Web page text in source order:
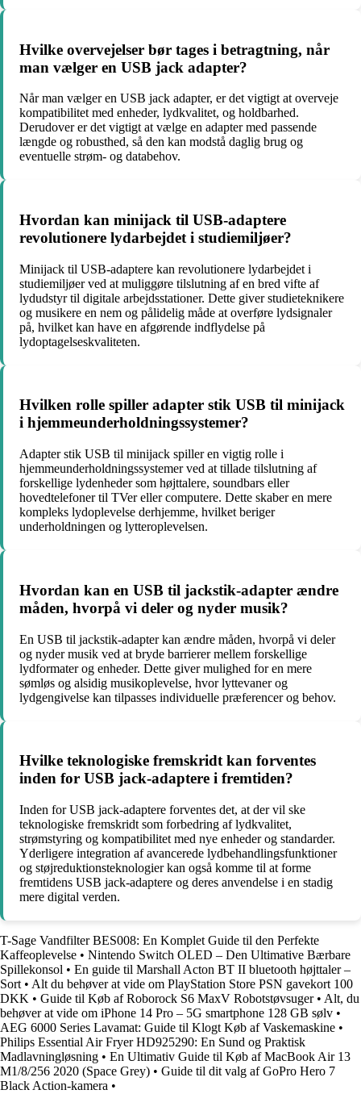
Hvilke overvejelser bør tages i betragtning, når
man vælger en USB jack adapter?
Når man vælger en USB jack adapter, er det vigtigt at overveje
kompatibilitet med enheder, lydkvalitet, og holdbarhed.
Derudover er det vigtigt at vælge en adapter med passende
længde og robusthed, så den kan modstå daglig brug og
eventuelle strøm- og databehov.
Hvordan kan minijack til USB-adaptere
revolutionere lydarbejdet i studiemiljøer?
Minijack til USB-adaptere kan revolutionere lydarbejdet i
studiemiljøer ved at muliggøre tilslutning af en bred vifte af
lydudstyr til digitale arbejdsstationer. Dette giver studieteknikere
og musikere en nem og pålidelig måde at overføre lydsignaler
på, hvilket kan have en afgørende indflydelse på
lydoptagelseskvaliteten.
Hvilken rolle spiller adapter stik USB til minijack
i hjemmeunderholdningssystemer?
Adapter stik USB til minijack spiller en vigtig rolle i
hjemmeunderholdningssystemer ved at tillade tilslutning af
forskellige lydenheder som højttalere, soundbars eller
hovedtelefoner til TVer eller computere. Dette skaber en mere
kompleks lydoplevelse derhjemme, hvilket beriger
underholdningen og lytteroplevelsen.
Hvordan kan en USB til jackstik-adapter ændre
måden, hvorpå vi deler og nyder musik?
En USB til jackstik-adapter kan ændre måden, hvorpå vi deler
og nyder musik ved at bryde barrierer mellem forskellige
lydformater og enheder. Dette giver mulighed for en mere
sømløs og alsidig musikoplevelse, hvor lyttevaner og
lydgengivelse kan tilpasses individuelle præferencer og behov.
Hvilke teknologiske fremskridt kan forventes
inden for USB jack-adaptere i fremtiden?
Inden for USB jack-adaptere forventes det, at der vil ske
teknologiske fremskridt som forbedring af lydkvalitet,
strømstyring og kompatibilitet med nye enheder og standarder.
Yderligere integration af avancerede lydbehandlingsfunktioner
og støjreduktionsteknologier kan også komme til at forme
fremtidens USB jack-adaptere og deres anvendelse i en stadig
mere digital verden.
T-Sage Vandfilter BES008: En Komplet Guide til den Perfekte
Kaffeoplevelse • Nintendo Switch OLED – Den Ultimative Bærbare
Spillekonsol • En guide til Marshall Acton BT II bluetooth højttaler –
Sort • Alt du behøver at vide om PlayStation Store PSN gavekort 100
DKK • Guide til Køb af Roborock S6 MaxV Robotstøvsuger• Alt, du
behøver at vide om iPhone 14 Pro – 5G smartphone 128 GB sølv •
AEG 6000 Series Lavamat: Guide til Klogt Køb af Vaskemaskine •
Philips Essential Air Fryer HD925290: En Sund og Praktisk
Madlavningløsning • En Ultimativ Guide til Køb af MacBook Air 13
M1/8/256 2020 (Space Grey) • Guide til dit valg af GoPro Hero 7
Black Action-kamera •